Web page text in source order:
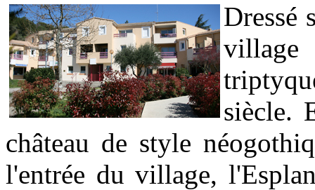
Dressé
siècle.
château de style
l'entrée du village,